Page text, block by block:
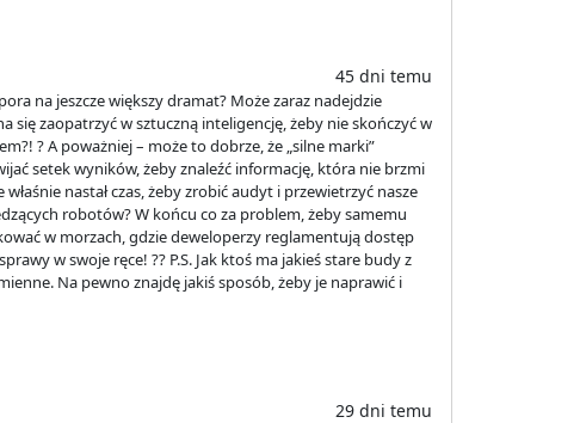
45 dni temu
na jeszcze większy dramat? Może zaraz nadejdzie
się zaopatrzyć w sztuczną inteligencję, żeby nie skończyć w
? A poważniej – może to dobrze, że „silne marki”
setek wyników, żeby znaleźć informację, która nie brzmi
nastał czas, żeby zrobić audyt i przewietrzyć nasze
robotów? W końcu co za problem, żeby samemu
w morzach, gdzie deweloperzy reglamentują dostęp
w swoje ręce! ?️? P.S. Jak ktoś ma jakieś stare budy z
Na pewno znajdę jakiś sposób, żeby je naprawić i
29 dni temu